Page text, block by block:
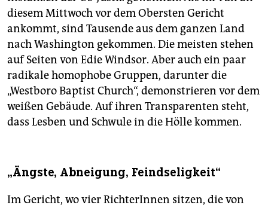
diesem Mittwoch vor dem Obersten Gericht
ankommt, sind Tausende aus dem ganzen Land
nach Washington gekommen. Die meisten stehen
auf Seiten von Edie Windsor. Aber auch ein paar
radikale homophobe Gruppen, darunter die
„Westboro Baptist Church“, demonstrieren vor dem
weißen Gebäude. Auf ihren Transparenten steht,
dass Lesben und Schwule in die Hölle kommen.
„Ängste, Abneigung, Feindseligkeit“
Im Gericht, wo vier RichterInnen sitzen, die von